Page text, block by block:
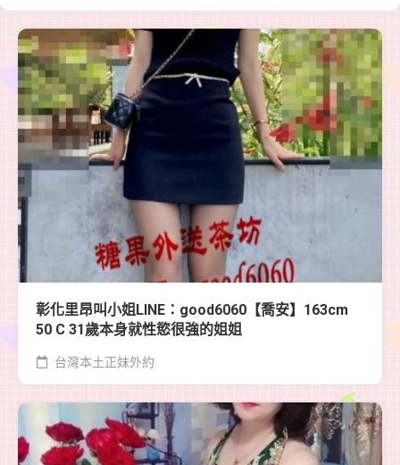
彰化里昂叫小姐LINE：good6060【喬安】163cm
50 C 31歲本身就性慾很強的姐姐
台灣本土正妹外約